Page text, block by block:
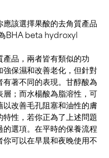
該選擇果酸的去角質產品
BHA beta hydroxyl
品，兩者皆有類似的功
保濕和改善老化，但針對
著不同的表現。甘醇酸為
；而水楊酸為脂溶性，可
改善毛孔阻塞和油性的膚
性，若你正為了上述問題
選項。 在平時的保養流程
可以在早晨和夜晚使用不